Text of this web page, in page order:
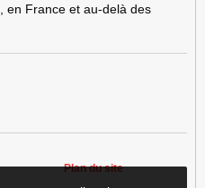
en France et au-delà des
Plan du site